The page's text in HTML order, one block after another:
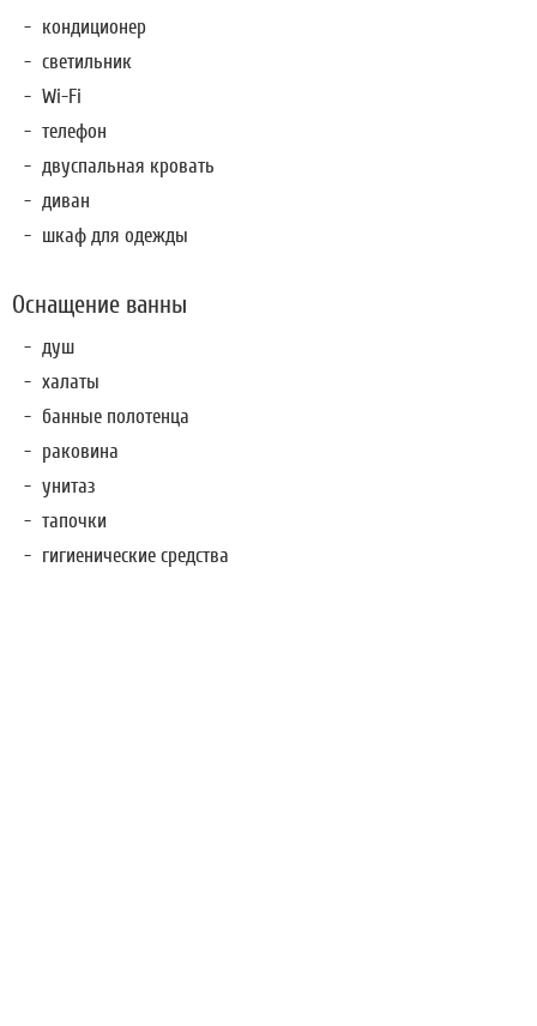
кондиционер
светильник
Wi-Fi
телефон
двуспальная кровать
диван
шкаф для одежды
Оснащение ванны
душ
халаты
банные полотенца
раковина
унитаз
тапочки
гигиенические средства